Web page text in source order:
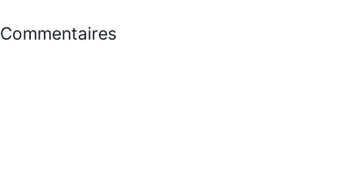
Commentaires